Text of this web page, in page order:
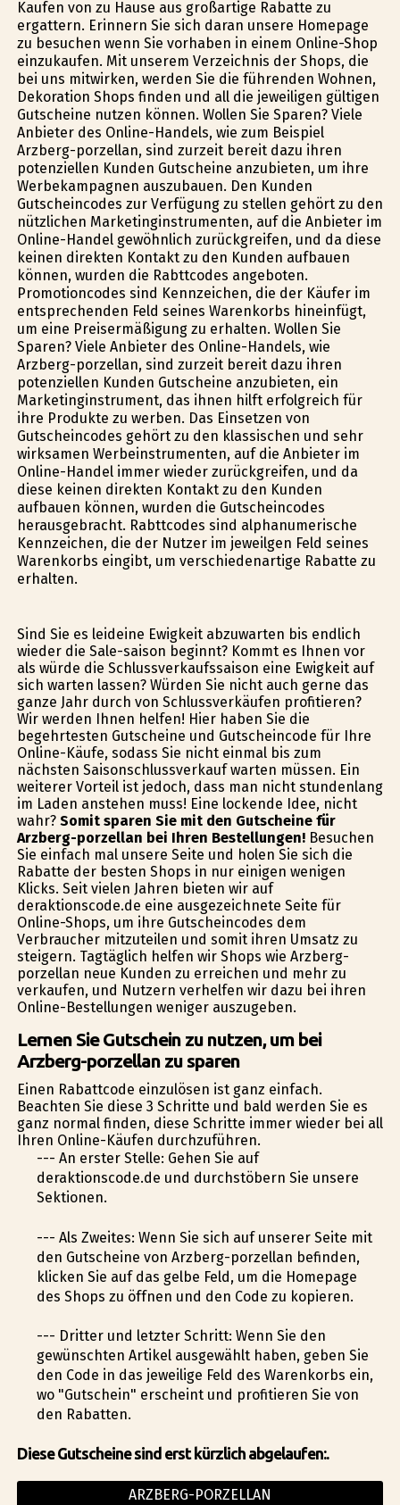
Kaufen von zu Hause aus großartige Rabatte zu
ergattern. Erinnern Sie sich daran unsere Homepage
zu besuchen wenn Sie vorhaben in einem Online-Shop
einzukaufen. Mit unserem Verzeichnis der Shops, die
bei uns mitwirken, werden Sie die führenden Wohnen,
Dekoration Shops finden und all die jeweiligen gültigen
Gutscheine nutzen können. Wollen Sie Sparen? Viele
Anbieter des Online-Handels, wie zum Beispiel
Arzberg-porzellan, sind zurzeit bereit dazu ihren
potenziellen Kunden Gutscheine anzubieten, um ihre
Werbekampagnen auszubauen. Den Kunden
Gutscheincodes zur Verfügung zu stellen gehört zu den
nützlichen Marketinginstrumenten, auf die Anbieter im
Online-Handel gewöhnlich zurückgreifen, und da diese
keinen direkten Kontakt zu den Kunden aufbauen
können, wurden die Rabttcodes angeboten.
Promotioncodes sind Kennzeichen, die der Käufer im
entsprechenden Feld seines Warenkorbs hineinfügt,
um eine Preisermäßigung zu erhalten. Wollen Sie
Sparen? Viele Anbieter des Online-Handels, wie
Arzberg-porzellan, sind zurzeit bereit dazu ihren
potenziellen Kunden Gutscheine anzubieten, ein
Marketinginstrument, das ihnen hilft erfolgreich für
ihre Produkte zu werben. Das Einsetzen von
Gutscheincodes gehört zu den klassischen und sehr
wirksamen Werbeinstrumenten, auf die Anbieter im
Online-Handel immer wieder zurückgreifen, und da
diese keinen direkten Kontakt zu den Kunden
aufbauen können, wurden die Gutscheincodes
herausgebracht. Rabttcodes sind alphanumerische
Kennzeichen, die der Nutzer im jeweilgen Feld seines
Warenkorbs eingibt, um verschiedenartige Rabatte zu
erhalten.
Sind Sie es leideine Ewigkeit abzuwarten bis endlich
wieder die Sale-saison beginnt? Kommt es Ihnen vor
als würde die Schlussverkaufssaison eine Ewigkeit auf
sich warten lassen? Würden Sie nicht auch gerne das
ganze Jahr durch von Schlussverkäufen profitieren?
Wir werden Ihnen helfen! Hier haben Sie die
begehrtesten Gutscheine und Gutscheincode für Ihre
Online-Käufe, sodass Sie nicht einmal bis zum
nächsten Saisonschlussverkauf warten müssen. Ein
weiterer Vorteil ist jedoch, dass man nicht stundenlang
im Laden anstehen muss! Eine lockende Idee, nicht
wahr? Somit sparen Sie mit den Gutscheine für
Arzberg-porzellan bei Ihren Bestellungen!Besuchen
Sie einfach mal unsere Seite und holen Sie sich die
Rabatte der besten Shops in nur einigen wenigen
Klicks. Seit vielen Jahren bieten wir auf
deraktionscode.de eine ausgezeichnete Seite für
Online-Shops, um ihre Gutscheincodes dem
Verbraucher mitzuteilen und somit ihren Umsatz zu
steigern. Tagtäglich helfen wir Shops wie Arzberg-
porzellan neue Kunden zu erreichen und mehr zu
verkaufen, und Nutzern verhelfen wir dazu bei ihren
Online-Bestellungen weniger auszugeben.
Lernen Sie Gutschein zu nutzen, um bei
Arzberg-porzellan zu sparen
Einen Rabattcode einzulösen ist ganz einfach.
Beachten Sie diese 3 Schritte und bald werden Sie es
ganz normal finden, diese Schritte immer wieder bei all
Ihren Online-Käufen durchzuführen.
--- An erster Stelle: Gehen Sie auf
deraktionscode.de und durchstöbern Sie unsere
Sektionen.
--- Als Zweites: Wenn Sie sich auf unserer Seite mit
den Gutscheine von Arzberg-porzellan befinden,
klicken Sie auf das gelbe Feld, um die Homepage
des Shops zu öffnen und den Code zu kopieren.
--- Dritter und letzter Schritt: Wenn Sie den
gewünschten Artikel ausgewählt haben, geben Sie
den Code in das jeweilige Feld des Warenkorbs ein,
wo "Gutschein" erscheint und profitieren Sie von
den Rabatten.
Diese Gutscheine sind erst kürzlich abgelaufen:.
ARZBERG-PORZELLAN